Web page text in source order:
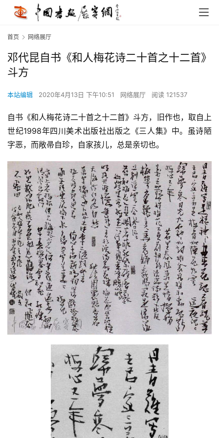
首页 网络展厅
邓代昆自书《和人梅花诗二十首之十二首》
斗方
本站编辑 2020年4月13日 下午10:51 网络展厅 阅读 121537
自书《和人梅花诗二十首之十二首》斗方，旧作也，取自上
世纪1998年四川美术出版社出版之《三人集》中。虽诗陋
字恶，而敞帚自珍，自家孩儿，总是亲切也。